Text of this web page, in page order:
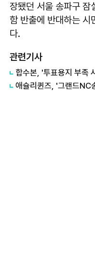
장됐던 서울 송파구
함 반출에 반대하는 시
다.
관련기사
합수본, '투표용지 부족